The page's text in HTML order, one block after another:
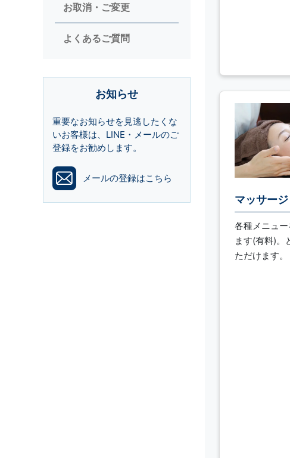
お取消・ご変更
よくあるご質問
お知らせ
重要なお知らせを見逃したくな
いお客様は、LINE・メールのご
登録をお勧めします。
メールの登録はこちら
マッサー
各種メニュ
ます(有料)。
ただけます。